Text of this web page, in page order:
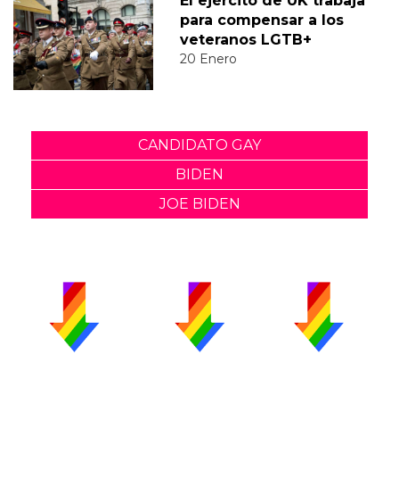
para compensar a los
veteranos LGTB+
20 Enero
CANDIDATO GAY
BIDEN
JOE BIDEN